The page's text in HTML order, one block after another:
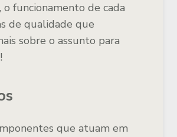
funcionamento de cada
de qualidade que
sobre o assunto para
que atuam em